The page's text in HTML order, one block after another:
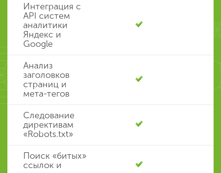
Интеграция с
API систем
аналитики
Яндекс и
Google
Анализ
заголовков
страниц и
мета-тегов
Следование
директивам
«Robots.txt»
Поиск «битых»
ссылок и